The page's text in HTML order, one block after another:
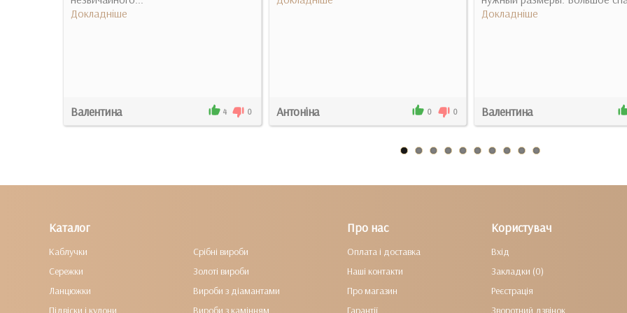
Докладніше
Валентина 4 0 Антоніна 0 0
Докладніше
Валентина
Каталог
Каблучки
Сережки
Ланцюжки
Підвіски і кулони
Срібні вироби
Золоті вироби
Вироби з діамантами
Вироби з камінням
Про нас
Оплата і доставка
Наші контакти
Про магазин
Гарантії
Користувач
Вхід
Закладки (0)
Реєстрація
Зворотний дзвінок